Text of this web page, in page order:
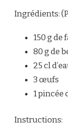
Ingrédients:
150 g de
80 g de
25 cl
3 œufs
1 pincée
Instructions: